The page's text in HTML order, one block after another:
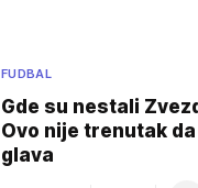
FUDBAL
Gde su nestali
Ovo nije trenutak
glava